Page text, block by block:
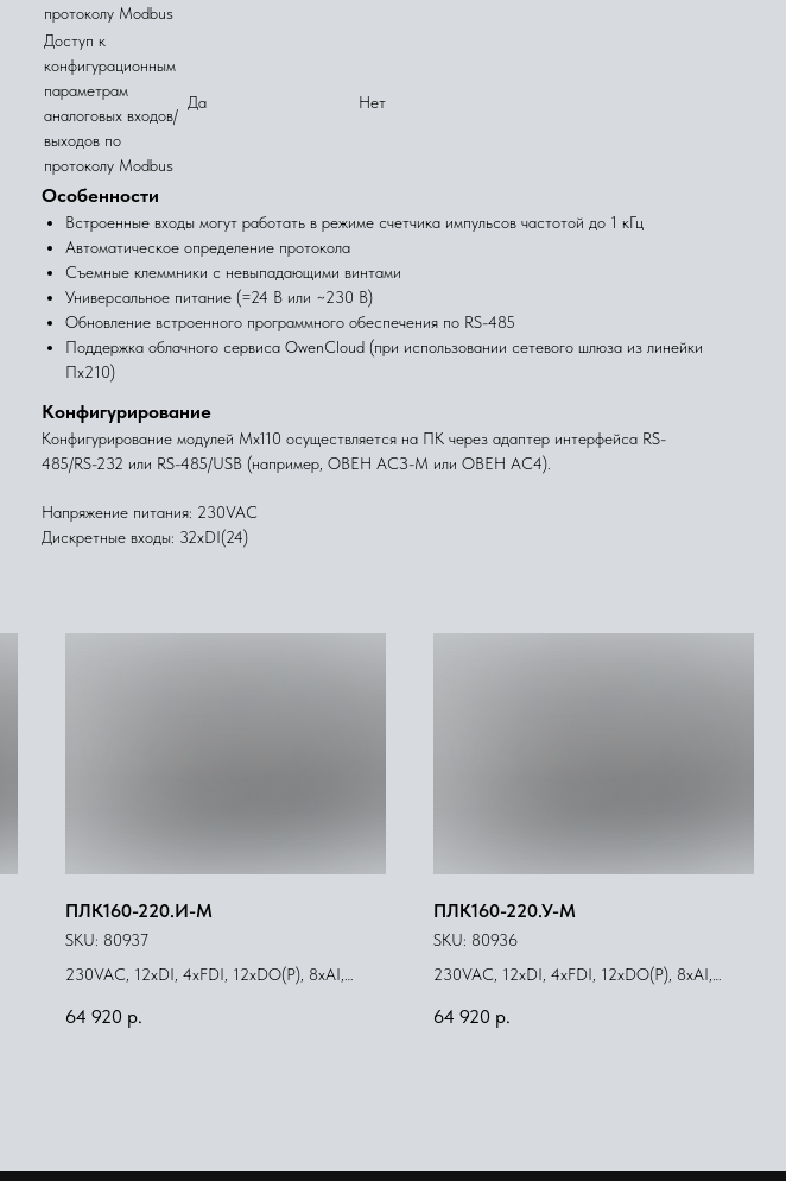
протоколу Modbus
Доступ к
конфигурационным
параметрам
аналоговых входов/
выходов по
протоколу Modbus
Да Нет
Особенности
Встроенные входы могут работать в режиме счетчика импульсов частотой до 1 кГц
Автоматическое определение протокола
Съемные клеммники с невыпадающими винтами
Универсальное питание (=24 В или ~230 В)
Обновление встроенного программного обеспечения по RS-485
Поддержка облачного сервиса OwenCloud (при использовании сетевого шлюза из линейки
Пх210)
Конфигурирование
Конфигурирование модулей Мх110 осуществляется на ПК через адаптер интерфейса RS-
485/RS-232 или RS-485/USB (например, ОВЕН АСЗ-М или ОВЕН АС4).
Напряжение питания: 230VAC
Дискретные входы: 32xDI(24)
ПЛК160-220.И-М
SKU: 80937
230VAC, 12xDI, 4xFDI, 12xDO(Р), 8xAI,
64 920 р.
ПЛК160-220.У-М
SKU: 80936
230VAC, 12xDI, 4xFDI, 12xDO(Р), 8xAI,
64 920 р.